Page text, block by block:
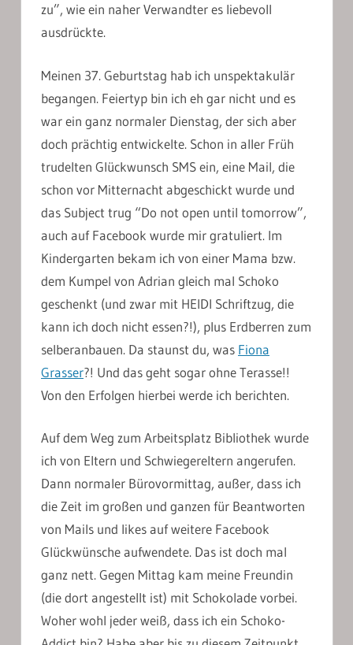
zu”, wie ein naher Verwandter es liebevoll
ausdrückte.
Meinen 37. Geburtstag hab ich unspektakulär
begangen. Feiertyp bin ich eh gar nicht und es
war ein ganz normaler Dienstag, der sich aber
doch prächtig entwickelte. Schon in aller Früh
trudelten Glückwunsch SMS ein, eine Mail, die
schon vor Mitternacht abgeschickt wurde und
das Subject trug “Do not open until tomorrow”,
auch auf Facebook wurde mir gratuliert. Im
Kindergarten bekam ich von einer Mama bzw.
dem Kumpel von Adrian gleich mal Schoko
geschenkt (und zwar mit HEIDI Schriftzug, die
kann ich doch nicht essen?!), plus Erdberren zum
selberanbauen. Da staunst du, was Fiona
Grasser?! Und das geht sogar ohne Terasse!!
Von den Erfolgen hierbei werde ich berichten.
Auf dem Weg zum Arbeitsplatz Bibliothek wurde
ich von Eltern und Schwiegereltern angerufen.
Dann normaler Bürovormittag, außer, dass ich
die Zeit im großen und ganzen für Beantworten
von Mails und likes auf weitere Facebook
Glückwünsche aufwendete. Das ist doch mal
ganz nett. Gegen Mittag kam meine Freundin
(die dort angestellt ist) mit Schokolade vorbei.
Woher wohl jeder weiß, dass ich ein Schoko-